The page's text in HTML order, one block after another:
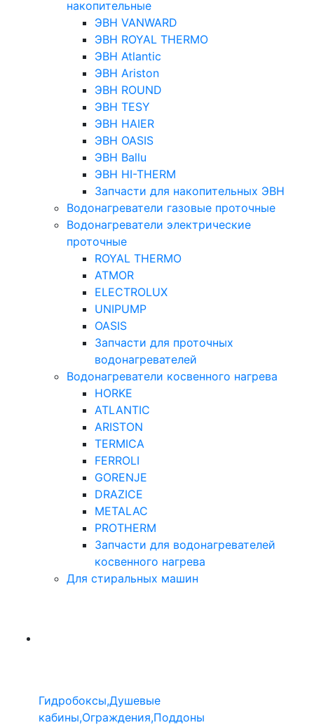
накопительные
ЭВН VANWARD
ЭВН ROYAL THERMO
ЭВН Atlantic
ЭВН Ariston
ЭВН ROUND
ЭВН TESY
ЭВН HAIER
ЭВН OASIS
ЭВН Ballu
ЭВН HI-THERM
Запчасти для накопительных ЭВН
Водонагреватели газовые проточные
Водонагреватели электрические
проточные
ROYAL THERMO
ATMOR
ELECTROLUX
UNIPUMP
OASIS
Запчасти для проточных
водонагревателей
Водонагреватели косвенного нагрева
HORKE
ATLANTIC
ARISTON
TERMICA
FERROLI
GORENJE
DRAZICE
METALAC
PROTHERM
Запчасти для водонагревателей
косвенного нагрева
Для стиральных машин
Гидробоксы,Душевые
кабины,Ограждения,Поддоны